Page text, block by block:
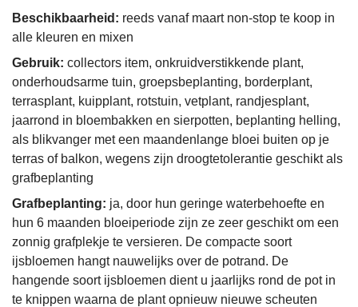
Beschikbaarheid: reeds vanaf maart non-stop te koop in
alle kleuren en mixen
Gebruik: collectors item, onkruidverstikkende plant,
onderhoudsarme tuin, groepsbeplanting, borderplant,
terrasplant, kuipplant, rotstuin, vetplant, randjesplant,
jaarrond in bloembakken en sierpotten, beplanting helling,
als blikvanger met een maandenlange bloei buiten op je
terras of balkon, wegens zijn droogtetolerantie geschikt als
grafbeplanting
Grafbeplanting: ja, door hun geringe waterbehoefte en
hun 6 maanden bloeiperiode zijn ze zeer geschikt om een
zonnig grafplekje te versieren. De compacte soort
ijsbloemen hangt nauwelijks over de potrand. De
hangende soort ijsbloemen dient u jaarlijks rond de pot in
te knippen waarna de plant opnieuw nieuwe scheuten